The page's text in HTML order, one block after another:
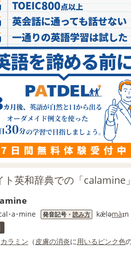
ト英和辞典での「calamine
･a･mine 発音記号・ 読み方 kǽləmàɪn
カラミン （皮膚の消炎に用いる ピンク色